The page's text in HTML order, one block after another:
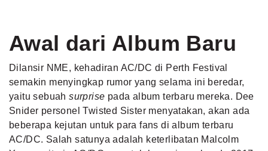
Awal dari Album Baru
Dilansir NME, kehadiran AC/DC di Perth Festival
semakin menyingkap rumor yang selama ini beredar,
yaitu sebuahsurprise pada album terbaru mereka. Dee
Snider personel Twisted Sister menyatakan, akan ada
beberapa kejutan untuk para fans di album terbaru
AC/DC. Salah satunya adalah keterlibatan Malcolm